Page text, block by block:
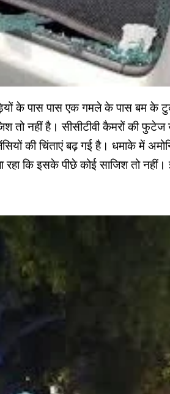
के पास पास एक गमले के पास बम के
तो नहीं है। सीसीटीवी कैमरों की फुटेज
की चिंताएं बढ़ गई है। धमाके में
रहा कि इसके पीछे कोई साजिश तो नहीं।